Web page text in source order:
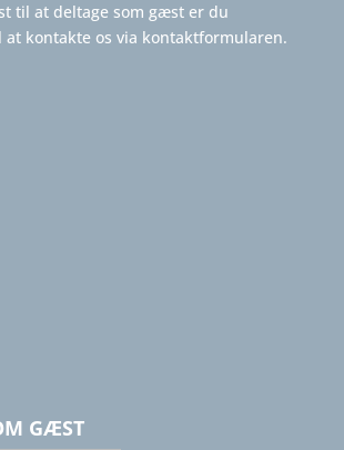
til at deltage som gæst er du
at kontakte os via kontaktformularen.
GÆST